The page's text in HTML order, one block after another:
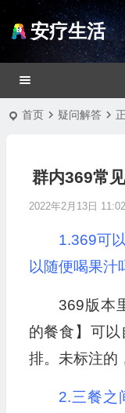
安疗生活
首页 疑问解答
群内369常
2022年2月13日
1.369可
以随便喝果汁
369版本
的餐食】可
排。未标注的
2.三餐之